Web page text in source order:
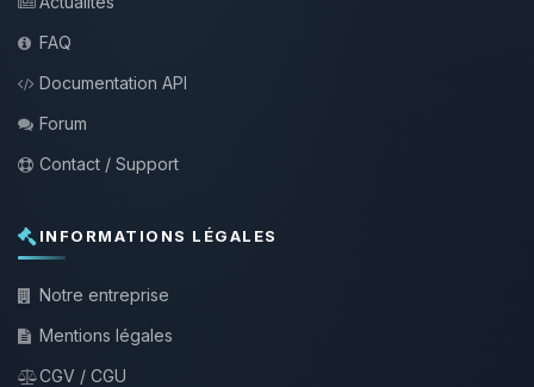
FAQ
Documentation API
Forum
Contact / Support
INFORMATIONS LÉGALES
Notre entreprise
Mentions légales
CGV / CGU